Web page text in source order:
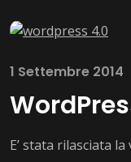
1 Settembre 2014
E’ stata rilasciata